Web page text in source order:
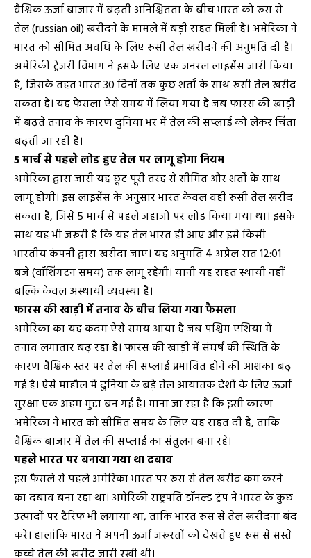
वैश्विक ऊर्जा बाजार में बढ़ती अनिश्चितता के बीच भारत को रूस से
तेल (russian oil) खरीदने के मामले में बड़ी राहत मिली है। अमेरिका ने
भारत को सीमित अवधि के लिए रूसी तेल खरीदने की अनुमति दी है।
अमेरिकी ट्रेजरी विभाग ने इसके लिए एक जनरल लाइसेंस जारी किया
है, जिसके तहत भारत 30 दिनों तक कुछ शर्तों के साथ रूसी तेल खरीद
सकता है। यह फैसला ऐसे समय में लिया गया है जब फारस की खाड़ी
में बढ़ते तनाव के कारण दुनिया भर में तेल की सप्लाई को लेकर चिंता
बढ़ती जा रही है।
5 मार्च से पहले लोड हुए तेल पर लागू होगा नियम
अमेरिका द्वारा जारी यह छूट पूरी तरह से सीमित और शर्तों के साथ
लागू होगी। इस लाइसेंस के अनुसार भारत केवल वही रूसी तेल खरीद
सकता है, जिसे 5 मार्च से पहले जहाजों पर लोड किया गया था। इसके
साथ यह भी जरूरी है कि यह तेल भारत ही आए और इसे किसी
भारतीय कंपनी द्वारा खरीदा जाए। यह अनुमति 4 अप्रैल रात 12:01
बजे (वॉशिंगटन समय) तक लागू रहेगी। यानी यह राहत स्थायी नहीं
बल्कि केवल अस्थायी व्यवस्था है।
फारस की खाड़ी में तनाव के बीच लिया गया फैसला
अमेरिका का यह कदम ऐसे समय आया है जब पश्चिम एशिया में
तनाव लगातार बढ़ रहा है। फारस की खाड़ी में संघर्ष की स्थिति के
कारण वैश्विक स्तर पर तेल की सप्लाई प्रभावित होने की आशंका बढ़
गई है। ऐसे माहौल में दुनिया के बड़े तेल आयातक देशों के लिए ऊर्जा
सुरक्षा एक अहम मुद्दा बन गई है। माना जा रहा है कि इसी कारण
अमेरिका ने भारत को सीमित समय के लिए यह राहत दी है, ताकि
वैश्विक बाजार में तेल की सप्लाई का संतुलन बना रहे।
पहले भारत पर बनाया गया था दबाव
इस फैसले से पहले अमेरिका भारत पर रूस से तेल खरीद कम करने
का दबाव बना रहा था। अमेरिकी राष्ट्रपति डॉनल्ड ट्रंप ने भारत के कुछ
उत्पादों पर टैरिफ भी लगाया था, ताकि भारत रूस से तेल खरीदना बंद
करे। हालांकि भारत ने अपनी ऊर्जा जरूरतों को देखते हुए रूस से सस्ते
कच्चे तेल की खरीद जारी रखी थी।